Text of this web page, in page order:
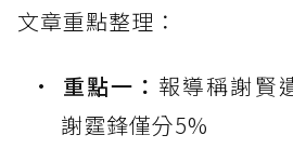
文章重點整理：
重點一： 報導稱謝賢
謝霆鋒僅分5%